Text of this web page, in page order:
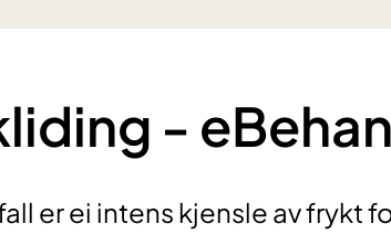
-
er ei intens kjensle av frykt